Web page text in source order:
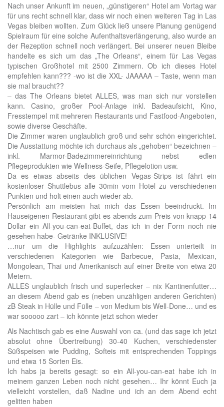
Nach unser Ankunft im neuen, „günstigeren“ Hotel am Vortag war
für uns recht schnell klar, dass wir noch einen weiteren Tag in Las
Vegas bleiben wollten. Zum Glück ließ unsere Planung genügend
Spielraum für eine solche Aufenthaltsverlängerung, also wurde an
der Rezeption schnell noch verlängert. Bei unserer neuen Bleibe
handelte es sich um das „The Orleans“, einem für Las Vegas
typischen Großhotel mit 2500 Zimmern. Ob ich dieses Hotel
empfehlen kann??? -wo ist die XXL- JAAAAA – Taste, wenn man
sie mal braucht??
– das The Orleans bietet ALLES, was man sich nur vorstellen
kann. Casino, großer Pool-Anlage inkl. Badeaufsicht, Kino,
Fresstempel mit mehreren Restaurants und Fastfood-Angeboten,
sowie diverse Geschäfte.
Die Zimmer waren unglaublich groß und sehr schön eingerichtet.
Die Ausstattung möchte ich durchaus als „gehoben“ bezeichnen –
inkl. Marmor-Badezimmereinrichtung nebst edlen
Pflegeprodukten wie Wellness-Seife, Pflegelotion usw.
Da es etwas abseits des üblichen Vegas-Strips ist fährt ein
kostenloser Shuttlebus alle 30min vom Hotel zu verschiedenen
Punkten und holt einen auch wieder ab.
Persönlich am meisten hat mich das Essen beeindruckt. Im
Hauseigenen Restaurant gibt es abends zum Preis von knapp 14
Dollar ein All-you-can-eat-Buffet, das ich in der Form noch nie
gesehen habe- Getränke INKLUSIVE!
…nur um die Highlights aufzuzählen: Essen unterteilt in
verschiedenen Kategorien wie Barbecue, Pasta, Mexican,
Mongolean, Thai und Amerikanisch auf einer Breite von etwa 20
Metern.
ALLES unglaublich frisch und superlecker – nix Kantinenfutter…
an diesem Abend gab es (neben unzähligen anderen Gerichten)
zB Steak in Hülle und Fülle – von Medium bis Well-Done… und es
war sooooo zart – ich könnte jetzt schon wieder
Als Nachtisch gab es eine Auswahl von ca. (und das sage ich jetzt
absolut ohne Übertreibung) 30-40 Kuchen, verschiedenster
Süßspeisen wie Pudding, Softeis mit entsprechenden Toppings
und etwa 15 Sorten Eis.
Ich habs ja bereits gesagt: so ein All-you-can-eat habe ich in
meinem ganzen Leben noch nicht gesehen… Ihr könnt Euch ja
vielleicht vorstellen, daß Nadine und ich an dem Abend echt
gelitten haben